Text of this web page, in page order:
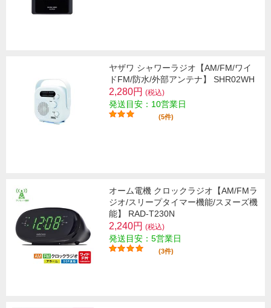
ヤザワ シャワーラジオ【AM/FM/ワイ
ドFM/防水/外部アンテナ】 SHR02WH
2,280円 (税込)
発送目安：10営業日
(5件)
オーム電機 クロックラジオ【AM/FMラ
ジオ/スリープタイマー機能/スヌーズ機
能】 RAD-T230N
2,240円 (税込)
発送目安：5営業日
(3件)